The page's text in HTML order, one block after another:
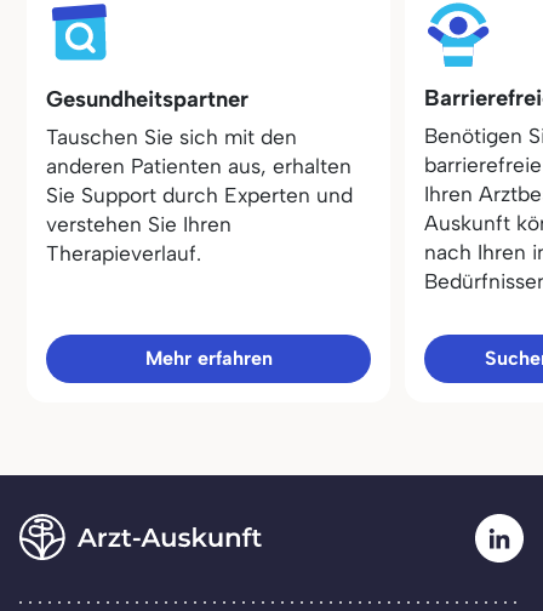
Gesundheitspartner
Tauschen Sie sich mit den
anderen Patienten aus, erhalten
Sie Support durch Experten und
verstehen Sie Ihren
Therapieverlauf.
Mehr erfahren
Benötigen
Ihren
Auskunft
nach Ihren